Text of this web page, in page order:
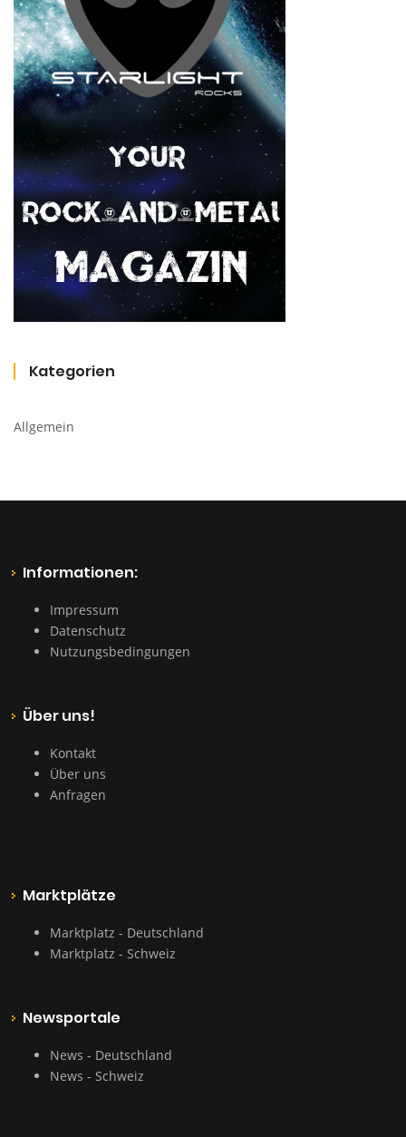
Kategorien
Allgemein
Informationen:
Impressum
Datenschutz
Nutzungsbedingungen
Über uns!
Kontakt
Über uns
Anfragen
Marktplätze
Marktplatz - Deutschland
Marktplatz - Schweiz
Newsportale
News - Deutschland
News - Schweiz